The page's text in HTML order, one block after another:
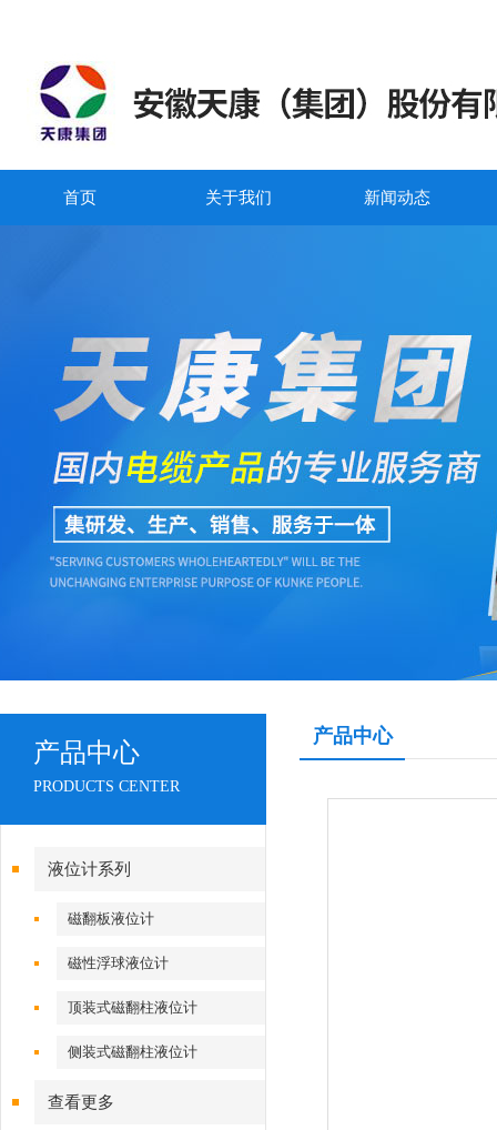
首页 关于我们 新闻动态
产品中心
PRODUCTS CENTER
液位计系列
磁翻板液位计
磁性浮球液位计
顶装式磁翻柱液位计
侧装式磁翻柱液位计
查看更多
产品中心